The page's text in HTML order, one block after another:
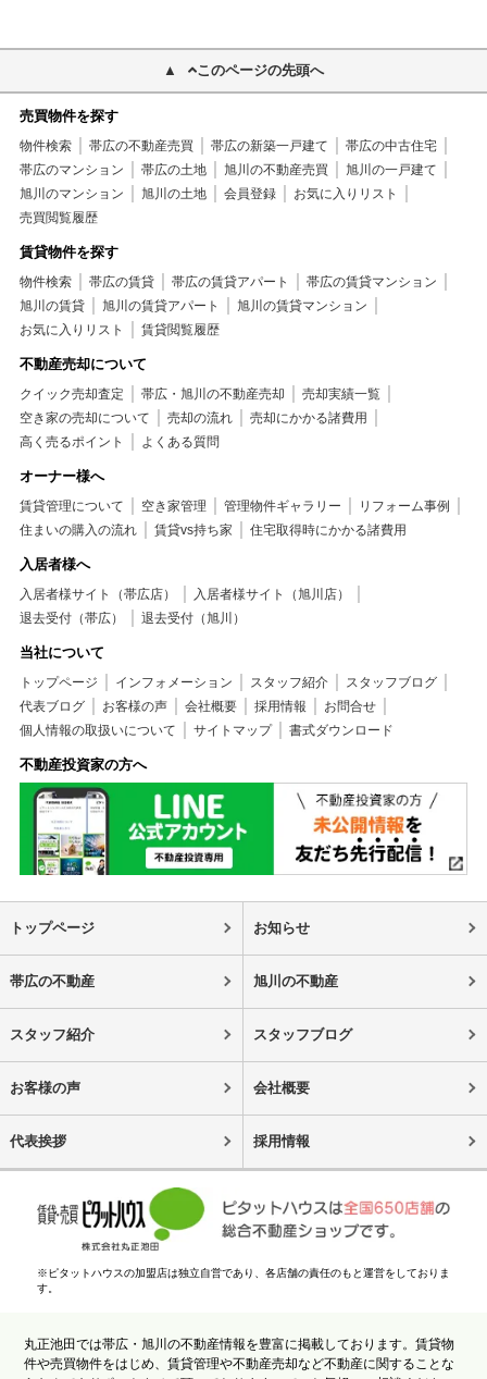
このページの先頭へ
売買物件を探す
物件検索 帯広の不動産売買 帯広の新築一戸建て
帯広の中古住宅
帯広のマンション
帯広の土地 旭川の不動産売買
旭川の一戸建て
旭川のマンション
旭川の土地 会員登録
お気に入りリスト
売買閲覧履歴
賃貸物件を探す
物件検索 帯広の賃貸 帯広の賃貸アパート
帯広の賃貸マンション
旭川の賃貸
旭川の賃貸アパート
旭川の賃貸マンション
お気に入りリスト
賃貸閲覧履歴
不動産売却について
クイック売却査定 帯広・旭川の不動産売却
売却実績一覧
空き家の売却について
売却の流れ
売却にかかる諸費用
高く売るポイント
よくある質問
オーナー様へ
賃貸管理について 空き家管理 管理物件ギャラリー
リフォーム事例
住まいの購入の流れ
賃貸vs持ち家 住宅取得時にかかる諸費用
入居者様へ
入居者様サイト（帯広店）
入居者様サイト（旭川店）
退去受付（帯広）
退去受付（旭川）
当社について
トップページ インフォメーション スタッフ紹介
スタッフブログ
代表ブログ
お客様の声 会社概要 採用情報
お問合せ
個人情報の取扱いについて
サイトマップ 書式ダウンロード
不動産投資家の方へ
トップページ お知らせ
帯広の不動産 旭川の不動産
スタッフ紹介 スタッフブログ
お客様の声 会社概要
代表挨拶 採用情報
※ピタットハウスの加盟店は独立自営であり、各店舗の責任のもと運営をしておりま
す。
丸正池田では帯広・旭川の不動産情報を豊富に掲載しております。賃貸物
件や売買物件をはじめ、賃貸管理や不動産売却など不動産に関することな